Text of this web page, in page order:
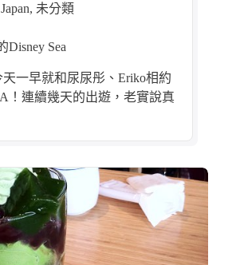
, 未分類
Disney Sea
天一早就和尿尿彤、Eriko相約
！連續幾天的出遊，老實說真